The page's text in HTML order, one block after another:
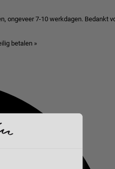
ongeveer 7-10 werkdagen. Bedankt
betalen »